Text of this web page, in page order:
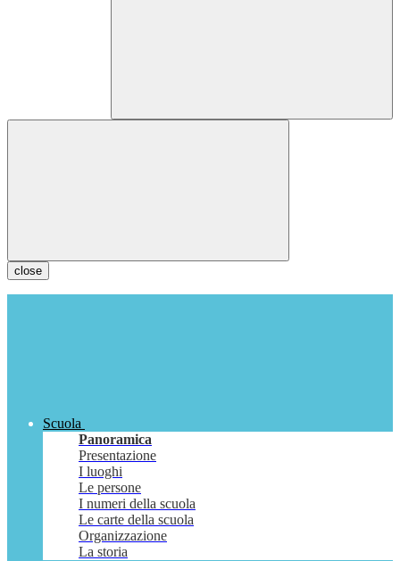
close
Scuola
Panoramica
Presentazione
I luoghi
Le persone
I numeri della scuola
Le carte della scuola
Organizzazione
La storia